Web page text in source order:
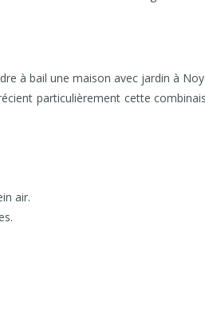
à bail une maison avec jardin à
particulièrement cette
air.